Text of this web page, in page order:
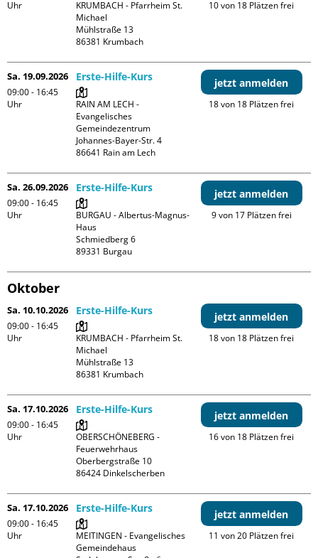
Uhr
KRUMBACH - Pfarrheim St.
Michael
Mühlstraße 13
10 von 18 Plätzen frei
Sa. 19.09.2026
09:00 - 16:45
Uhr
Erste-Hilfe-Kurs
RAIN AM LECH -
Evangelisches
Gemeindezentrum
Johannes-Bayer-Str. 4
jetzt anmelden
18 von 18 Plätzen frei
Sa. 26.09.2026
09:00 - 16:45
Uhr
Erste-Hilfe-Kurs
BURGAU - Albertus-Magnus-
Haus
Schmiedberg 6
jetzt anmelden
9 von 17 Plätzen frei
Oktober
Sa. 10.10.2026
09:00 - 16:45
Uhr
Erste-Hilfe-Kurs
KRUMBACH - Pfarrheim St.
Michael
Mühlstraße 13
jetzt anmelden
18 von 18 Plätzen frei
Sa. 17.10.2026
09:00 - 16:45
Uhr
Erste-Hilfe-Kurs
OBERSCHÖNEBERG -
Feuerwehrhaus
Oberbergstraße 10
jetzt anmelden
16 von 18 Plätzen frei
Sa. 17.10.2026
09:00 - 16:45
Uhr
Erste-Hilfe-Kurs
MEITINGEN - Evangelisches
Gemeindehaus
jetzt anmelden
11 von 20 Plätzen frei